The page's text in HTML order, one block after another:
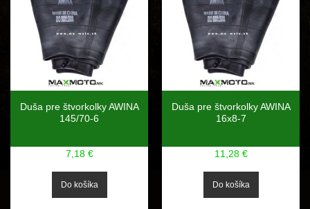
Duša pre štvorkolky AWINA
145/70-6
7,18 €
Duša pre štvorkolky AWINA
16x8-7
11,28 €